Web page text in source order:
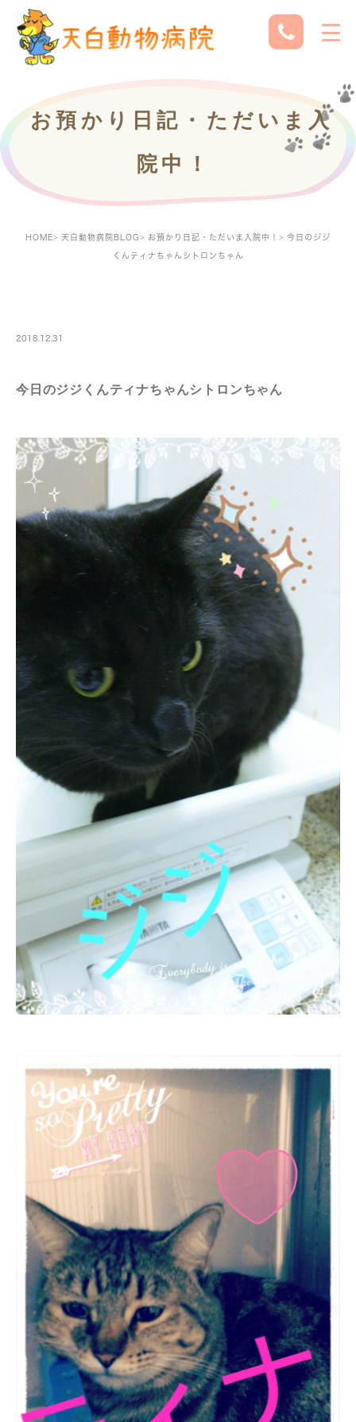
お預かり日記・ただいま入
院中！
HOME 天白動物病院BLOG お預かり日記・ただいま入院中！ 今日のジジ
くんティナちゃんシトロンちゃん
2018.12.31
今日のジジくんティナちゃんシトロンちゃん